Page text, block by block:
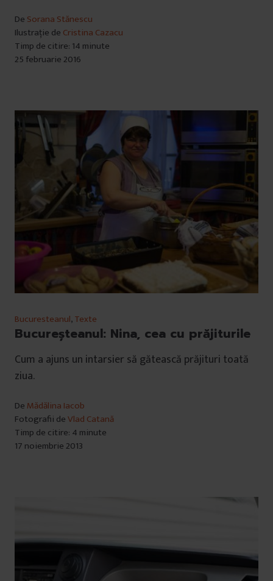
De Sorana Stănescu
Ilustrație de Cristina Cazacu
Timp de citire: 14 minute
25 februarie 2016
Bucuresteanul,Texte
Bucureşteanul: Nina, cea cu prăjiturile
Cum a ajuns un intarsier să gătească prăjituri toată
ziua.
De Mădălina Iacob
Fotografii deVlad Catană
Timp de citire: 4 minute
17 noiembrie 2013